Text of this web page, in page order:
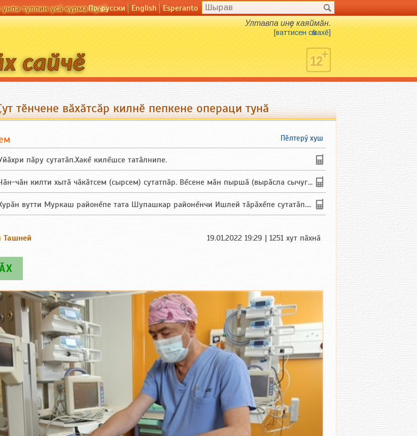
унпа туллин усӑ курма пулӗПо-русски English Esperanto
Ултавпа инҫе каяймӑн.
[ваттисен сӑмахӗ]
тӗнчене вӑхӑтсӑр килнӗ пепкене операци тунӑ
Пӗлтерӳ хуш
пăру сутатăп.Хакĕ килĕшсе татăлнипе.
чăн килти хытă чăкăтсем (сырсем) сутатпăр. Вĕсене мăн пыршă (вырăсла сычуг) ...
вутти Муркаш районĕпе тата Шупашкар районĕнчи Ишлей тăрăхĕпе сутатăп. Ха...
Ташней 19.01.2022 19:29 | 1251 хут пӑхнӑ